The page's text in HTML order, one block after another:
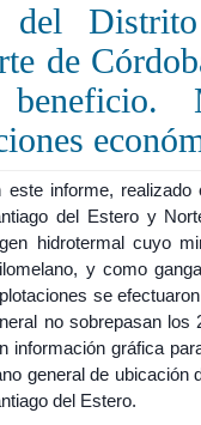
del
de
este informe,
del Estero y
hidrotermal cuyo
y como
se
no sobrepasan los
información gráfica
general de ubicación
del Estero.